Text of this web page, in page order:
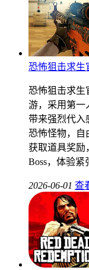
恐怖狙击求生
恐怖狙击求生
游，采用第一
带来强烈代入
恐怖怪物，自
获取道具奖励
Boss，体验紧
2026-06-01 查